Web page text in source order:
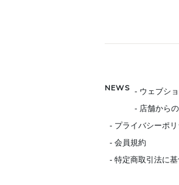
NEWS - ウェブシ
- 店舗から
- プライバシーポリ
- 会員規約
- 特定商取引法に